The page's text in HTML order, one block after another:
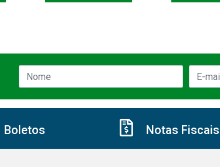
Boletos Notas Fiscais